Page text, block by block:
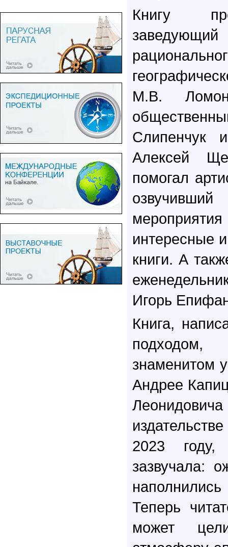
Книгу
М.В.
Слипенчук
Алексей
помогал
интересные
книги. А
Игорь
Книга,
знаменитом
Андрее
2023
зазвучала:
Теперь
может